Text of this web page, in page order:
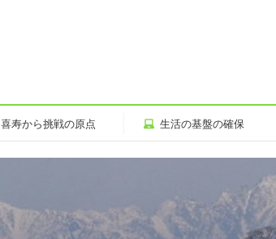
喜寿から挑戦の原点 生活の基盤の確保